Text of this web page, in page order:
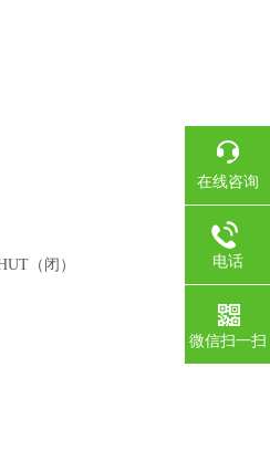
（闭）
在线咨询
电话
微信扫一扫